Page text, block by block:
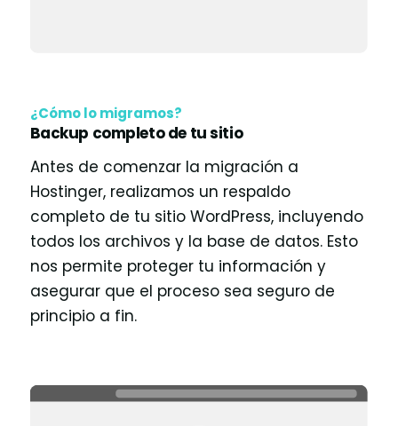
¿Cómo lo migramos?
Backup completo de tu sitio
Antes de comenzar la migración a
Hostinger, realizamos un respaldo
completo de tu sitio WordPress, incluyendo
todos los archivos y la base de datos. Esto
nos permite proteger tu información y
asegurar que el proceso sea seguro de
principio a fin.